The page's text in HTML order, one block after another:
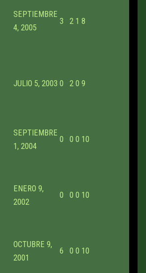
SEPTIEMBRE
4, 2005
3 2 1 8
JULIO 5, 2003 0 2 0 9
SEPTIEMBRE
1, 2004
0 0 0 10
ENERO 9,
2002
0 0 0 10
OCTUBRE 9,
2001
6 0 0 10